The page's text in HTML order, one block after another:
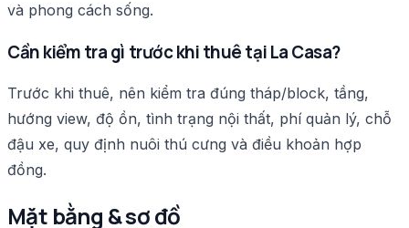
và phong cách sống.
Cần kiểm tra gì trước khi thuê tại La Casa?
Trước khi thuê, nên kiểm tra đúng tháp/block, tầng,
hướng view, độ ồn, tình trạng nội thất, phí quản lý, chỗ
đậu xe, quy định nuôi thú cưng và điều khoản hợp
đồng.
Mặt bằng & sơ đồ